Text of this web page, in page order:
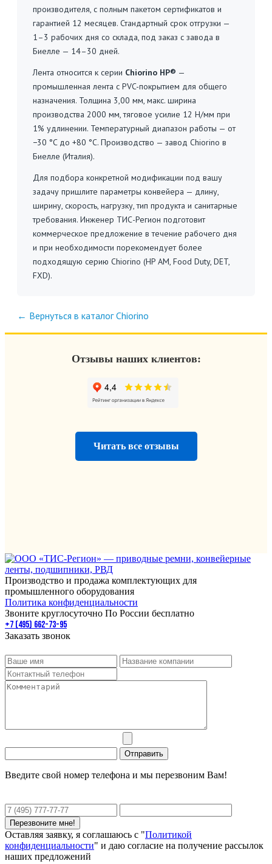
производителя, с полным пакетом сертификатов и
гарантией 12 месяцев. Стандартный срок отгрузки —
1–3 рабочих дня со склада, под заказ с завода в
Биелле — 14–30 дней.
Лента относится к серии Chiorino HP® —
промышленная лента с PVC-покрытием для общего
назначения. Толщина 3,00 мм, макс. ширина
производства 2000 мм, тяговое усилие 12 Н/мм при
1% удлинении. Температурный диапазон работы — от
−30 °C до +80 °C. Производство — завод Chiorino в
Биелле (Италия).
Для подбора конкретной модификации под вашу
задачу пришлите параметры конвейера — длину,
ширину, скорость, нагрузку, тип продукта и санитарные
требования. Инженер ТИС-Регион подготовит
коммерческое предложение в течение рабочего дня
и при необходимости порекомендует более
подходящую серию Chiorino (HP AM, Food Duty, DET,
FXD).
← Вернуться в каталог Chiorino
Отзывы наших клиентов:
Читать все отзывы
Производство и продажа комплектующих для
промышленного оборудования
Политика конфиденциальности
Звоните круглосуточно По России бесплатно
+7 (495) 662-73-95
Заказать звонок
Введите свой номер телефона и мы перезвоним Вам!
Оставляя заявку, я соглашаюсь с "Политикой
конфиденциальности" и даю согласие на получение рассылок
наших предложений